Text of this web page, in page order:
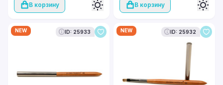
В корзину В корзину
NEW ID: 25933 NEW ID: 25932